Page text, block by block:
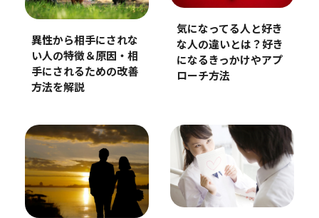
異性から相手にされな
い人の特徴＆原因・相
手にされるための改善
方法を解説
気になってる人と好き
な人の違いとは？好き
になるきっかけやアプ
ローチ方法